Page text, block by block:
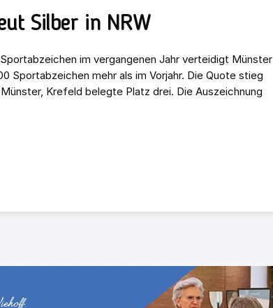
Silber in NRW
im vergangenen Jahr verteidigt Münster
Sportabzeichen mehr als im Vorjahr. Die Quote stieg
Krefeld belegte Platz drei. Die Auszeichnung